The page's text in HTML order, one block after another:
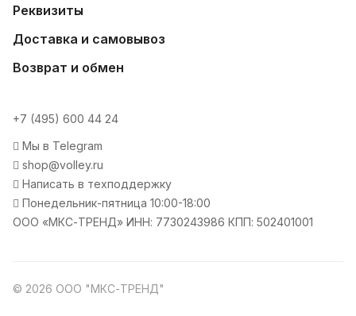
Реквизиты
Доставка и самовывоз
Возврат и обмен
+7 (495) 600 44 24
Мы в Telegram
shop@volley.ru
Написать в техподдержку
Понедельник-пятница 10:00-18:00
ООО «МКС-ТРЕНД» ИНН: 7730243986 КПП: 502401001
© 2026 ООО "МКС-ТРЕНД"